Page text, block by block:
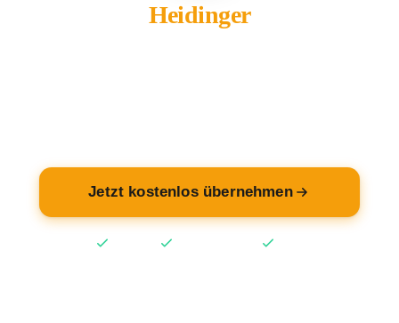
Heidinger
Jetzt kostenlos übernehmen